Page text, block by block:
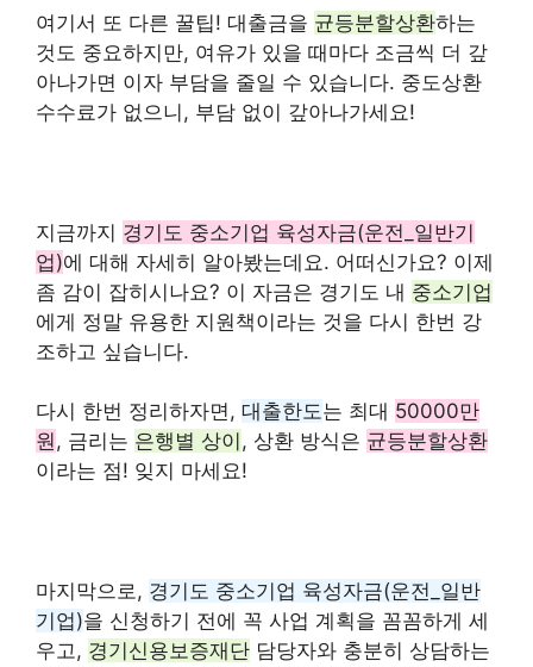
여기서 또 다른 꿀팁! 대출금을 균등분할상환하는
것도 중요하지만, 여유가 있을 때마다 조금씩 더 갚
아나가면 이자 부담을 줄일 수 있습니다. 중도상환
수수료가 없으니, 부담 없이 갚아나가세요!
지금까지 경기도 중소기업 육성자금(운전_일반기
업)에 대해 자세히 알아봤는데요. 어떠신가요? 이제
좀 감이 잡히시나요? 이 자금은 경기도 내 중소기업
에게 정말 유용한 지원책이라는 것을 다시 한번 강
조하고 싶습니다.
다시 한번 정리하자면, 대출한도는 최대 50000만
원, 금리는 은행별 상이 , 상환 방식은 균등분할상환
이라는 점! 잊지 마세요!
마지막으로, 경기도 중소기업 육성자금(운전_일반
기업)을 신청하기 전에 꼭 사업 계획을 꼼꼼하게 세
우고, 경기신용보증재단 담당자와 충분히 상담하는